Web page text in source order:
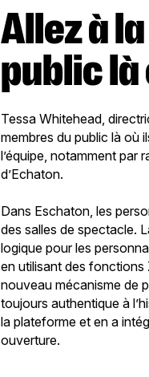
Allez à la rencontre des membres du
public
Tessa Whitehead,
membres du public là où
l’équipe, notamment par
d’Echaton.
Dans Eschaton, les
des salles de spectacle.
logique pour les
en utilisant des fonctions
nouveau mécanisme de
toujours authentique à
la plateforme et en a
ouverture.